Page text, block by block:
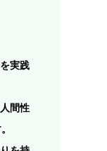
実践
間性